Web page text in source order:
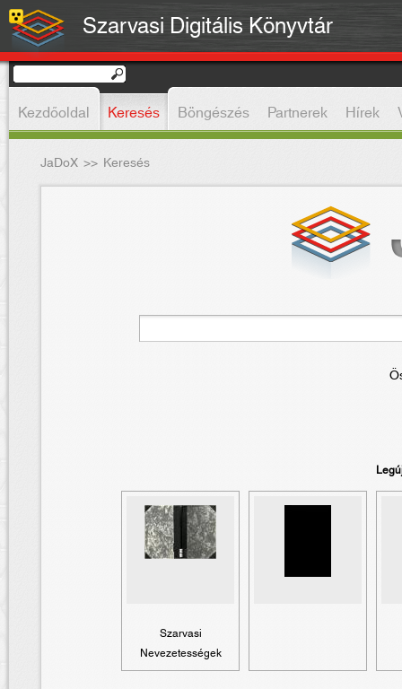
Szarvasi Digitális Könyvtár
Kezdőoldal Keresés Böngészés Partnerek Hírek
JaDoX >> Keresés
Szarvasi
Nevezetességek